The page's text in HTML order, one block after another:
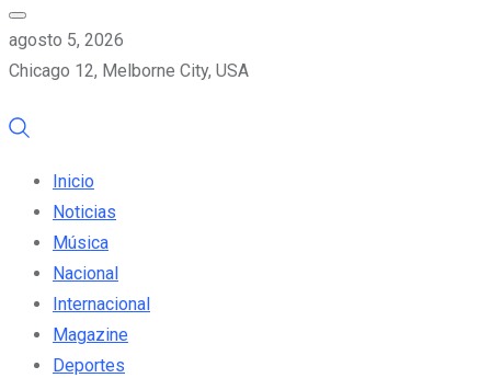
agosto 5, 2026
Chicago 12, Melborne City, USA
Inicio
Noticias
Música
Nacional
Internacional
Magazine
Deportes